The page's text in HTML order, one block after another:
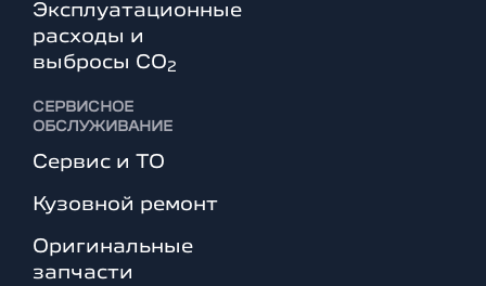
Эксплуатационные
расходы и
выбросы СО2
СЕРВИСНОЕ
ОБСЛУЖИВАНИЕ
Сервис и ТО
Кузовной ремонт
Оригинальные
запчасти